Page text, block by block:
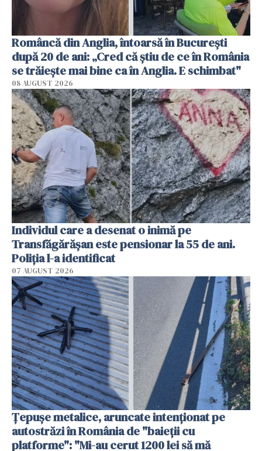
Româncă din Anglia, întoarsă în București
după 20 de ani: „Cred că știu de ce în România
se trăiește mai bine ca în Anglia. E schimbat"
08 AUGUST 2026
Individul care a desenat o inimă pe
Transfăgărășan este pensionar la 55 de ani.
Poliția l-a identificat
07 AUGUST 2026
Țepușe metalice, aruncate intenționat pe
autostrăzi în România de "baieții cu
platforme": "Mi-au cerut 1200 lei să mă